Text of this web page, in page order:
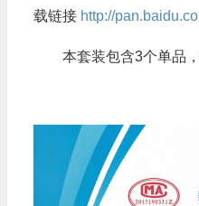
载链接 http://
本套装包含3个单品